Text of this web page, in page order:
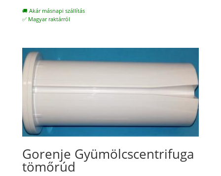
🚚 Akár másnapi szállítás
✅ Magyar raktárról
Gorenje Gyümölcscentrifuga
tömőrúd